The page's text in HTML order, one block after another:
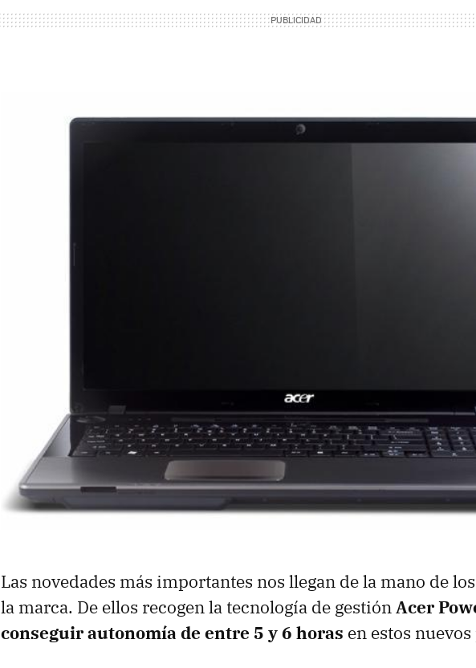
Las novedades más importantes nos llegan de la mano de
la marca. De ellos recogen la tecnología de gestiónAcer
conseguir autonomía de entre 5 y 6 horas en estos